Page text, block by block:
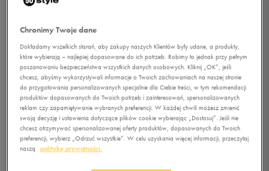
Chronimy Twoje dane
Dokładamy wszelkich starań, aby zakupy naszych Klientów były udane, a produkty,
które wybierają – najlepiej dopasowane do ich potrzeb. Robimy to jednak przy pełnym
poszanowaniu bezpieczeństwa wszystkich danych osobowych. Kliknij „OK”, jeśli
chcesz, abyśmy wykorzystywali informacje o Twoich zachowaniach na naszej stronie
do przygotowania personalizowanych specjalnie dla Ciebie treści, w tym rekomendacji
produktów dopasowanych do Twoich potrzeb i zainteresowań, spersonalizowanych
reklam czy zapamiętywanie wybranych preferencji. W każdej chwili możesz zmienić
swoją decyzję i ustawienia dotyczące plików cookie wybierając „Dostosuj”. Jeśli nie
chcesz otrzymywać spersonalizowanej oferty produktów, dopasowanych do Twoich
preferencji, wybierz „Odrzuć wszystkie”. W celu uzyskania więcej informacji, przeczytaj
naszą
politykę prywatności.